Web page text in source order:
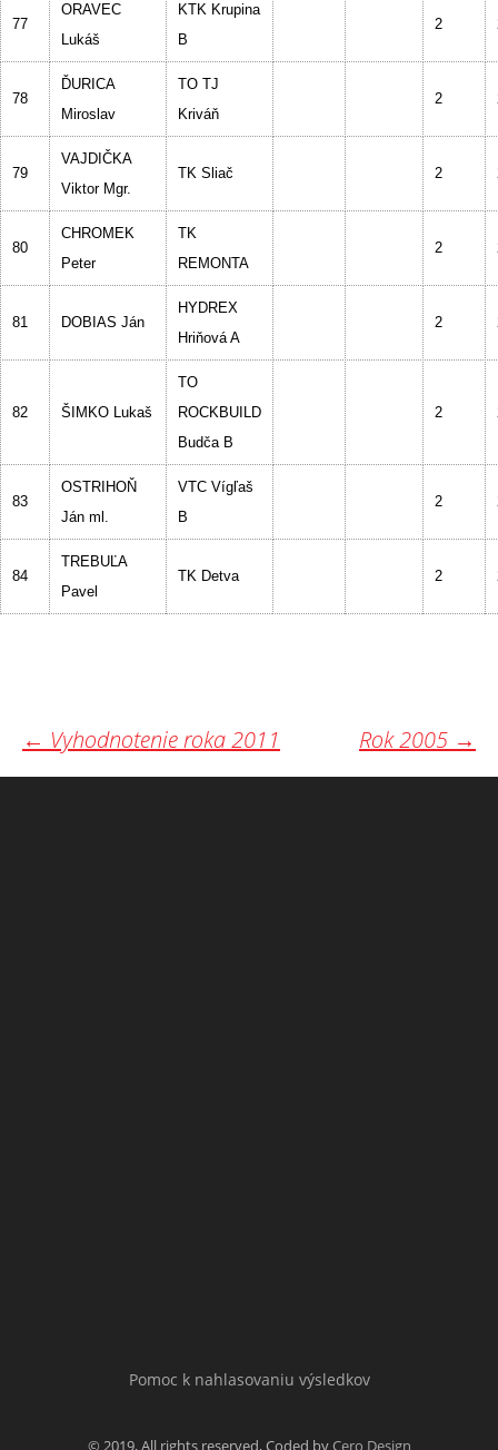
77
ORAVEC
Lukáš
KTK Krupina
B
2
78
ĎURICA
Miroslav
TO TJ
Kriváň
2
79
VAJDIČKA
Viktor Mgr.
TK Sliač 2
80
CHROMEK
Peter
TK
REMONTA
2
81 DOBIAS Ján
HYDREX
Hriňová A
2
82 ŠIMKO Lukaš
TO
ROCKBUILD
Budča B
2
83
OSTRIHOŇ
Ján ml.
VTC Vígľaš
B
2
84
TREBUĽA
Pavel
TK Detva 2
Post
← Vyhodnotenie roka 2011 Rok 2005 →
Pomoc k nahlasovaniu výsledkov
© 2019, All rights reserved, Coded byCero Design